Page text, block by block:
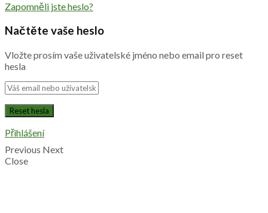
Zapomněli jste heslo?
Načtěte vaše heslo
Vložte prosím vaše uživatelské jméno nebo email pro reset
hesla
Přihlášení
Previous Next
Close